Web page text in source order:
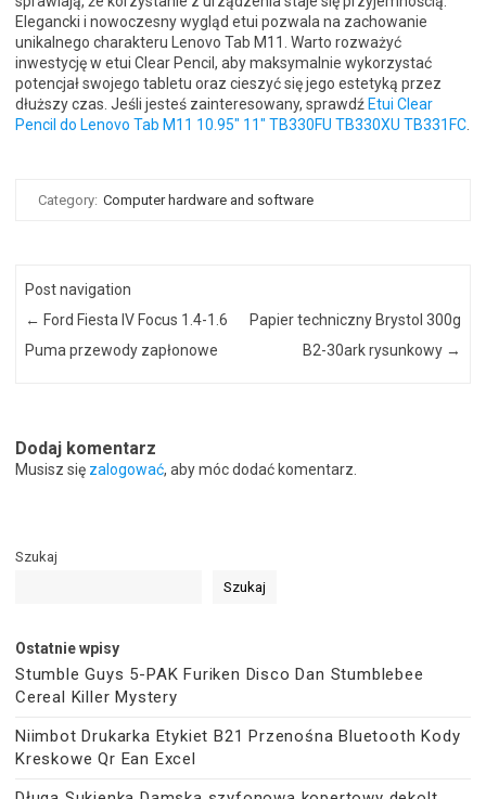
Elegancki i nowoczesny wygląd etui pozwala na zachowanie
unikalnego charakteru Lenovo Tab M11. Warto rozważyć
inwestycję w etui Clear Pencil, aby maksymalnie wykorzystać
potencjał swojego tabletu oraz cieszyć się jego estetyką przez
dłuższy czas. Jeśli jesteś zainteresowany, sprawdź Etui Clear
Pencil do Lenovo Tab M11 10.95″ 11″ TB330FU TB330XU TB331FC
Category: Computer hardware and software
Post navigation
← Ford Fiesta IV Focus 1.4-1.6
Puma przewody zapłonowe
Papier techniczny Brystol 300g
B2-30ark rysunkowy →
Dodaj komentarz
Musisz się zalogować, aby móc dodać komentarz.
Szukaj
Szukaj
Ostatnie wpisy
Stumble Guys 5-PAK Furiken Disco Dan Stumblebee
Cereal Killer Mystery
Niimbot Drukarka Etykiet B21 Przenośna Bluetooth Kody
Kreskowe Qr Ean Excel